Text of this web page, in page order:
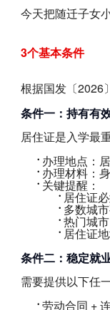
今天把随迁子女
3个基本条件
根据国发〔2026
条件一：持有有
居住证是入学最
办理地点：
办理材料：
关键提醒：
居住证
多数城
热门城
居住证
条件二：稳定就
需要提供以下任
劳动合同 +